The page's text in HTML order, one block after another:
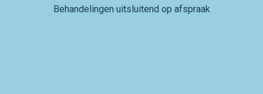
Behandelingen uitsluitend op afspraak